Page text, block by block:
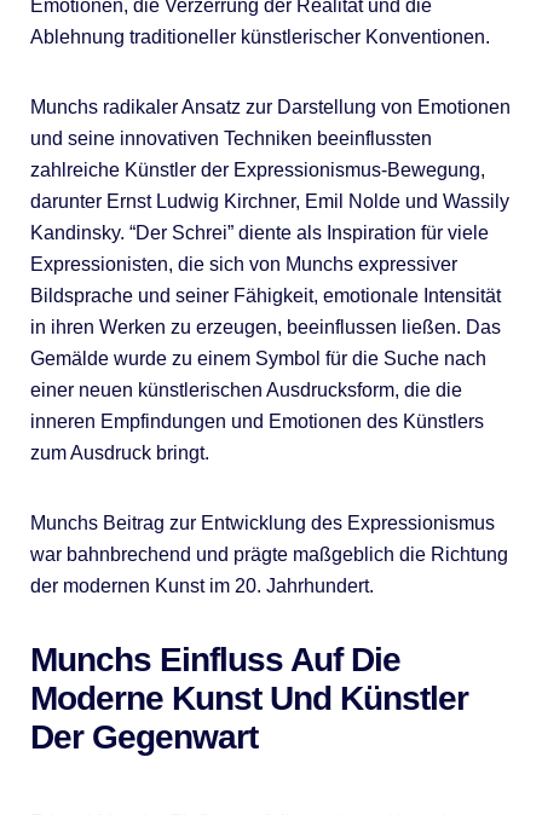
Emotionen, die Verzerrung der Realität und die
Ablehnung traditioneller künstlerischer Konventionen.
Munchs radikaler Ansatz zur Darstellung von Emotionen
und seine innovativen Techniken beeinflussten
zahlreiche Künstler der Expressionismus-Bewegung,
darunter Ernst Ludwig Kirchner, Emil Nolde und Wassily
Kandinsky. “Der Schrei” diente als Inspiration für viele
Expressionisten, die sich von Munchs expressiver
Bildsprache und seiner Fähigkeit, emotionale Intensität
in ihren Werken zu erzeugen, beeinflussen ließen. Das
Gemälde wurde zu einem Symbol für die Suche nach
einer neuen künstlerischen Ausdrucksform, die die
inneren Empfindungen und Emotionen des Künstlers
zum Ausdruck bringt.
Munchs Beitrag zur Entwicklung des Expressionismus
war bahnbrechend und prägte maßgeblich die Richtung
der modernen Kunst im 20. Jahrhundert.
Munchs Einfluss Auf Die
Moderne Kunst Und Künstler
Der Gegenwart